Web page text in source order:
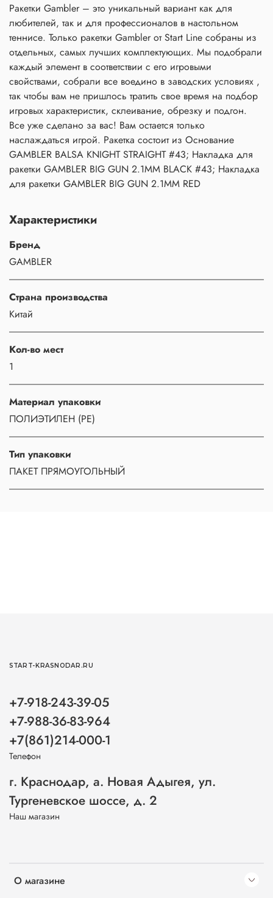
Ракетки Gambler – это уникальный вариант как для
любителей, так и для профессионалов в настольном
теннисе. Только ракетки Gambler от Start Line собраны из
отдельных, самых лучших комплектующих. Мы подобрали
каждый элемент в соответствии с его игровыми
свойствами, собрали все воедино в заводских условиях ,
так чтобы вам не пришлось тратить свое время на подбор
игровых характеристик, склеивание, обрезку и подгон.
Все уже сделано за вас! Вам остается только
наслаждаться игрой. Ракетка состоит из Основание
GAMBLER BALSA KNIGHT STRAIGHT #43; Накладка для
ракетки GAMBLER BIG GUN 2.1MM BLACK #43; Накладка
для ракетки GAMBLER BIG GUN 2.1MM RED
Характеристики
Бренд
GAMBLER
Страна производства
Китай
Кол-во мест
1
Материал упаковки
ПОЛИЭТИЛЕН (PE)
Тип упаковки
ПАКЕТ ПРЯМОУГОЛЬНЫЙ
О магазине
START-KRASNODAR.RU
+7-918-243-39-05
+7-988-36-83-964
+7(861)214-000-1
Телефон
г. Краснодар, а. Новая Адыгея, ул.
Тургеневское шоссе, д. 2
Наш магазин